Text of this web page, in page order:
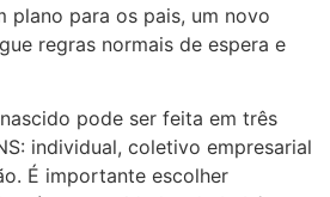
plano para os pais, um novo
regras normais de espera e
pode ser feita em três
individual, coletivo empresarial
É importante escolher